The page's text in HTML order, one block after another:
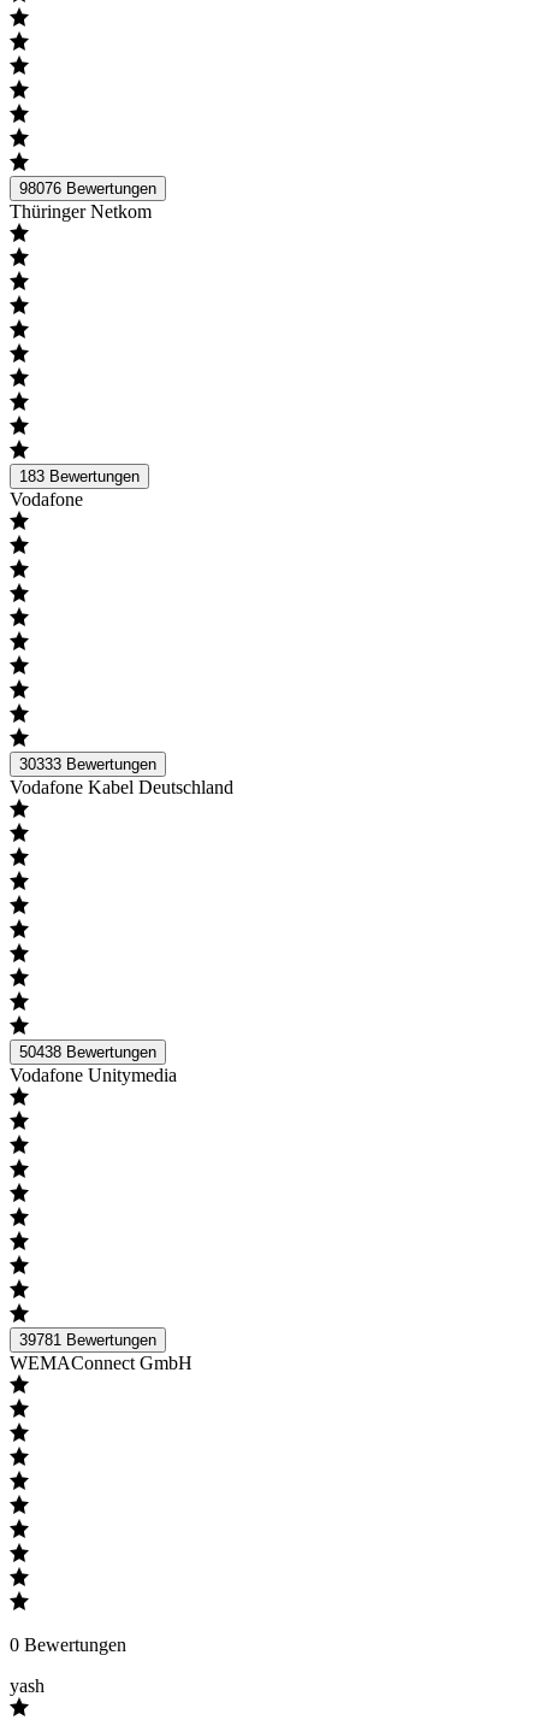
98076 Bewertungen
Thüringer Netkom
183 Bewertungen
Vodafone
30333 Bewertungen
Vodafone Kabel Deutschland
50438 Bewertungen
Vodafone Unitymedia
39781 Bewertungen
WEMAConnect GmbH
0 Bewertungen
yash